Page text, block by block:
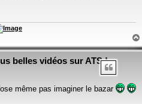
belles vidéos sur ATS !
même pas imaginer le bazar